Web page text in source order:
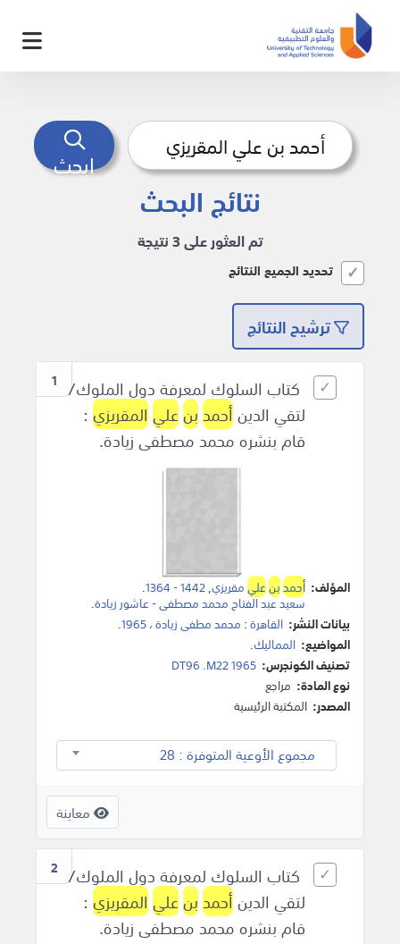
ابحث
نتائج البحث
تم العثور على 3 نتيجة
تحديد الجميع النتائج
ترشيح النتائج
1 كتاب السلوك لمعرفة دول الملوك/
لتقي الدينأحمدبنعليالمقريزي :
قام بنشره محمد مصطفى زيادة.
المؤلف: أحمدبنعليمقريزي,
.
سعيد عبد الفتاح محمد مصطفى - عاشور زيادة.
بيانات النشر: القاهرة: محمد مطفى زيادة،1965
.
المواضيع: المماليك.
تصنيف الكونجرس: DT96 .M22 1965
نوع المادة: مراجع
المصدر: المكتبة الرئيسية
مجموع الأوعية المتوفرة : 28
معاينة
2 كتاب السلوك لمعرفة دول الملوك/
لتقي الدينأحمدبنعليالمقريزي :
قام بنشره محمد مصطفى زيادة.